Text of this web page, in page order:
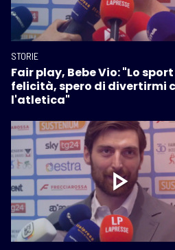
STORIE
Fair play, Bebe Vio: "Lo sport
felicità, spero di divertirmi
l'atletica"